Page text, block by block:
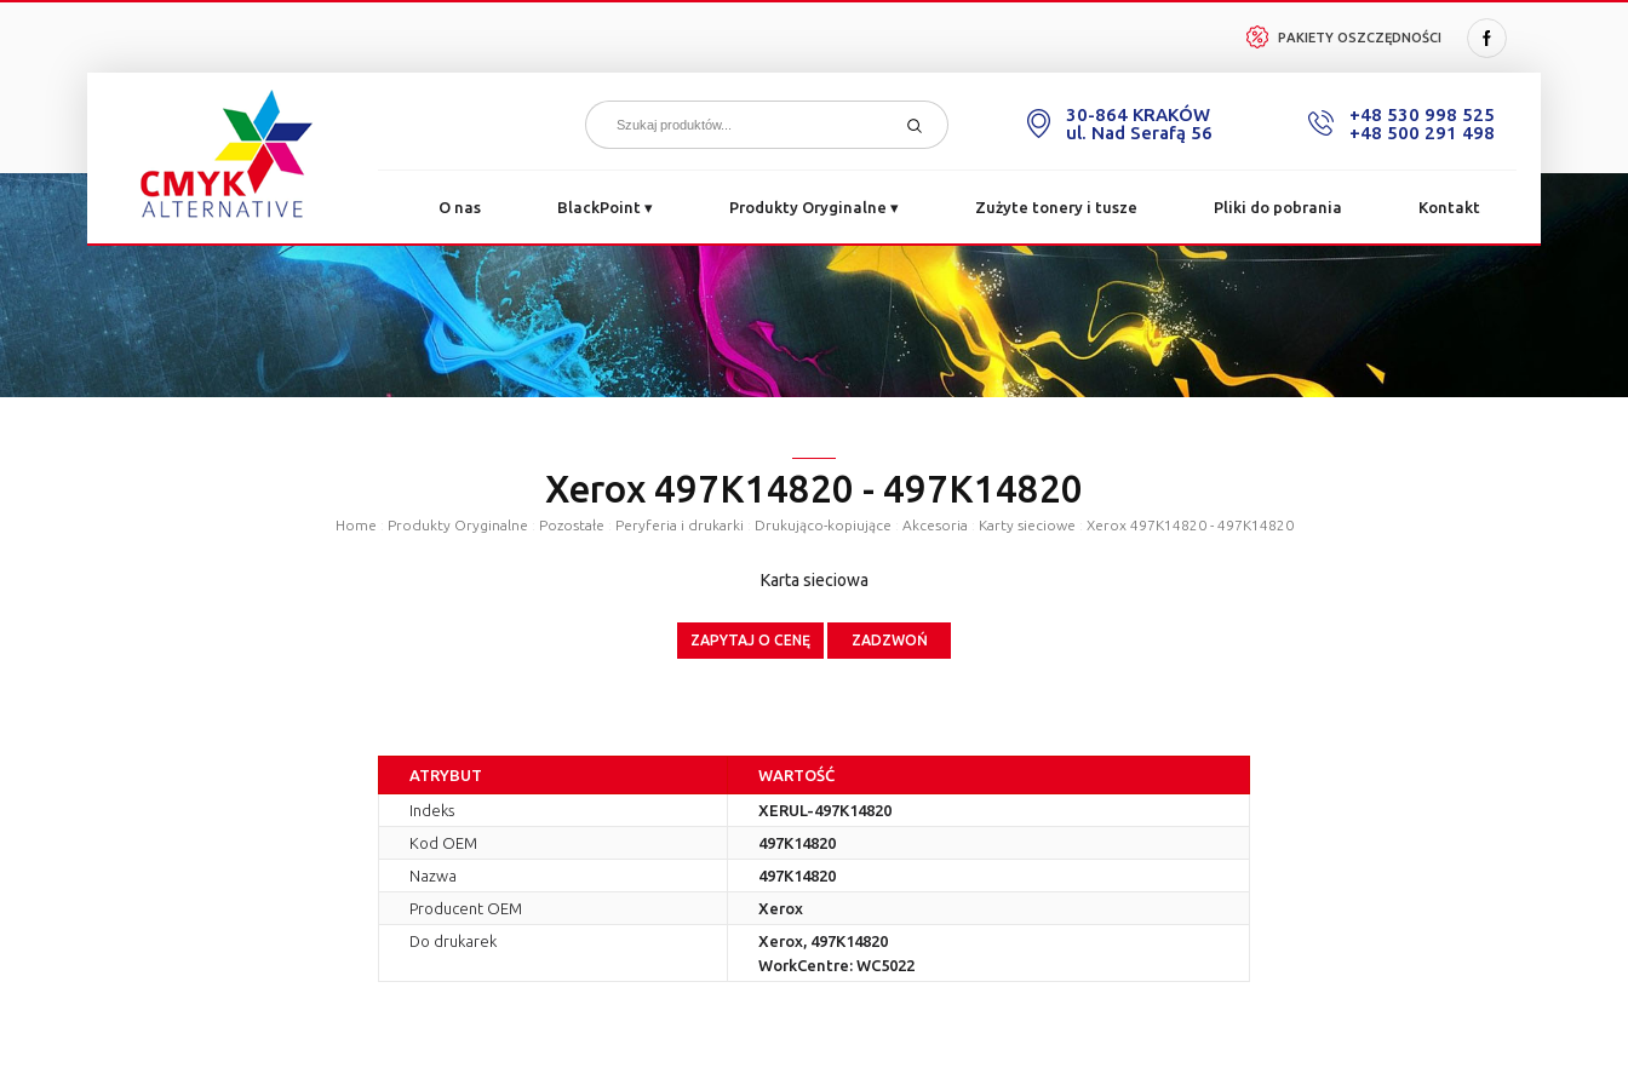
PAKIETY OSZCZĘDNOŚCI
+48 530 998 525
+48 500 291 498
30-864 KRAKÓW
ul. Nad Serafą 56
O nas BlackPoint ▾ Produkty Oryginalne ▾ Zużyte tonery i tusze Pliki do pobrania Kontakt
Xerox 497K14820 - 497K14820
Home Produkty Oryginalne Pozostałe Peryferia i drukarki Drukująco-kopiujące Akcesoria Karty sieciowe Xerox 497K14820 - 497K14820
Karta sieciowa
ZAPYTAJ O CENĘ ZADZWOŃ
ATRYBUT WARTOŚĆ
Indeks
XERUL-497K14820
Kod OEM
497K14820
Nazwa
497K14820
Producent OEM
Xerox
Do drukarek
Xerox, 497K14820
WorkCentre: WC5022